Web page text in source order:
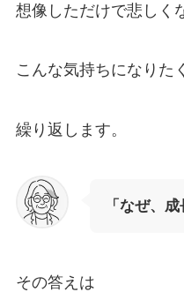
想像しただけで悲しく
こんな気持ちになりた
繰り返します。
「なぜ、
その答えは